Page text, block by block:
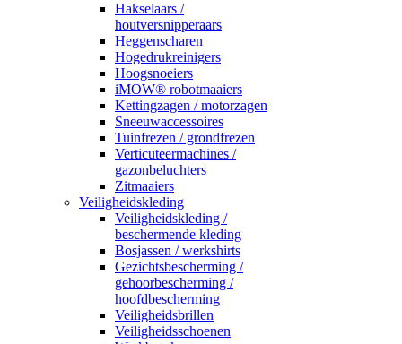
Hakselaars /
houtversnipperaars
Heggenscharen
Hogedrukreinigers
Hoogsnoeiers
iMOW® robotmaaiers
Kettingzagen / motorzagen
Sneeuwaccessoires
Tuinfrezen / grondfrezen
Verticuteermachines /
gazonbeluchters
Zitmaaiers
Veiligheidskleding
Veiligheidskleding /
beschermende kleding
Bosjassen / werkshirts
Gezichtsbescherming /
gehoorbescherming /
hoofdbescherming
Veiligheidsbrillen
Veiligheidsschoenen